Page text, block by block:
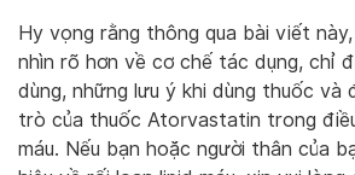
Hy vọng rằng thông qua bài viết
nhìn rõ hơn về cơ chế tác dụng, chỉ
dùng, những lưu ý khi dùng thuốc và
trò của thuốc Atorvastatin trong
máu. Nếu bạn hoặc người thân của